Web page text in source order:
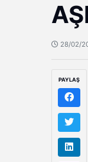
28/02/
PAYLAŞ